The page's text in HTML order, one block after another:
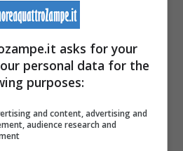
Unsplash)
il senso più sviluppato dei
l’olfatto. Se il nostro cane
essere fortemente
asks for your
personal data for the
purposes:
and content, advertising and
audience research and